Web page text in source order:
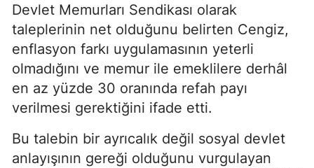
Devlet Memurları Sendikası olarak
taleplerinin net olduğunu belirten Cengiz,
enflasyon farkı uygulamasının yeterli
olmadığını ve memur ile emeklilere derhâl
en az yüzde 30 oranında refah payı
verilmesi gerektiğini ifade etti.
Bu talebin bir ayrıcalık değil sosyal devlet
anlayışının gereği olduğunu vurgulayan